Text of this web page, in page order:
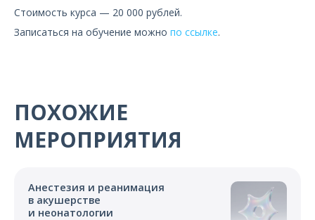
Стоимость курса — 20 000 рублей.
Записаться на обучение можно по ссылке.
ПОХОЖИЕ
МЕРОПРИЯТИЯ
Анестезия и реанимация
в акушерстве
и неонатологии